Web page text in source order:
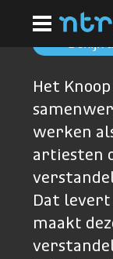
hoofdinhoud
Bekijk
Het
werken
artiesten
Dat
maakt